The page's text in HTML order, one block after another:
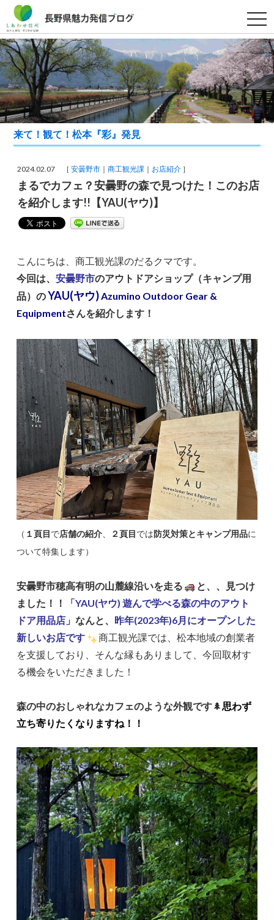
t
o
g
g
l
e
n
a
v
i
g
a
o
来て！観て！松本『彩』発見
2024.02.07 ［安曇野市 商工観光課 お店紹介 ］
まるでカフェ？安曇野の森で見つけた！このお店
を紹介します!!【YAU(ヤウ)】
こんにちは、商工観光課のだるクマです。
今回は、安曇野市のアウトドアショップ（キャンプ用
品）のYAU(ヤウ) Azumino Outdoor Gear &
Equipmentさんを紹介します！
（ １頁目で店舗の紹介 ２頁目では防災対策とキャンプ用品に
ついて特集します）
安曇野市穂高有明の山麓線沿いを走る
と、、見つけ
ました！！
「YAU(ヤウ) 遊んで学べる森の中のアウト
ドア用品店」なんと、 昨年(2023年)6月にオープンした
新しいお店です
商工観光課では、松本地域の創業者
を支援しており、そんな縁もありまして、今回取材す
る機会をいただきました！
森の中のおしゃれなカフェのような外観です🌲 思わず
立ち寄りたくなりますね！！